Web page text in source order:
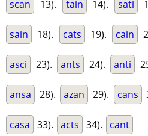
scan 13). tain 14). sati
sain 18). cats 19). cain
asci 23). ants 24). anti
ansa 28). azan 29). cans
casa 33). acts 34). cant